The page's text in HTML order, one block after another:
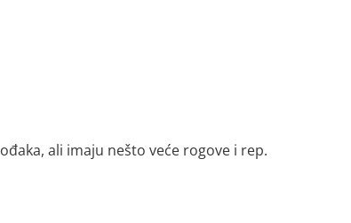
ali imaju nešto veće rogove i rep.